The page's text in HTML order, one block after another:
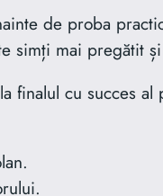
de proba
simți mai pregătit
finalul cu succes